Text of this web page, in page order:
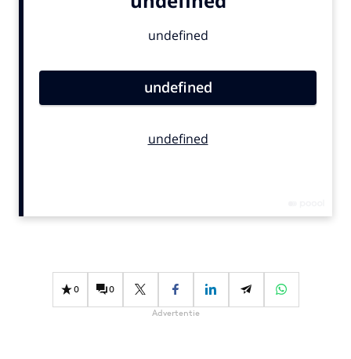
Gedragsverandering
Influencer marketing
0 0
Advertentie